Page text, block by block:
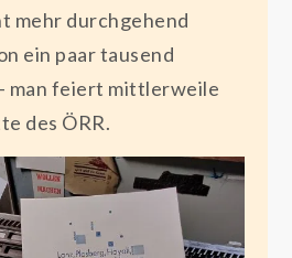
mehr durchgehend
ein paar tausend
man feiert mittlerweile
des ÖRR.